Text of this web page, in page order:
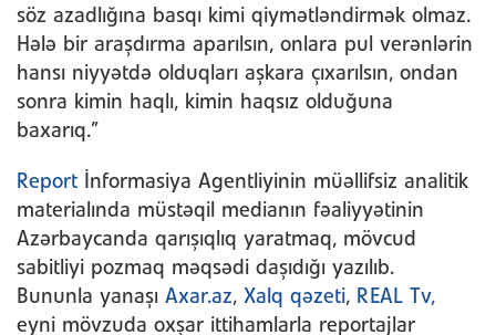
söz azadlığına basqı kimi qiymətləndirmək olmaz.
Hələ bir araşdırma aparılsın, onlara pul verənlərin
hansı niyyətdə olduqları aşkara çıxarılsın, ondan
sonra kimin haqlı, kimin haqsız olduğuna
baxarıq.”
Report
İnformasiya Agentliyinin müəllifsiz analitik
materialında müstəqil medianın fəaliyyətinin
Azərbaycanda qarışıqlıq yaratmaq, mövcud
sabitliyi pozmaq məqsədi daşıdığı yazılıb.
Bununla yanaşı Axar.az, Xalq qəzeti, REAL Tv,
eyni mövzuda oxşar ittihamlarla reportajlar